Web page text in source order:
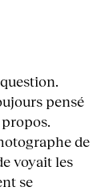
pensé
de
voyait les
se